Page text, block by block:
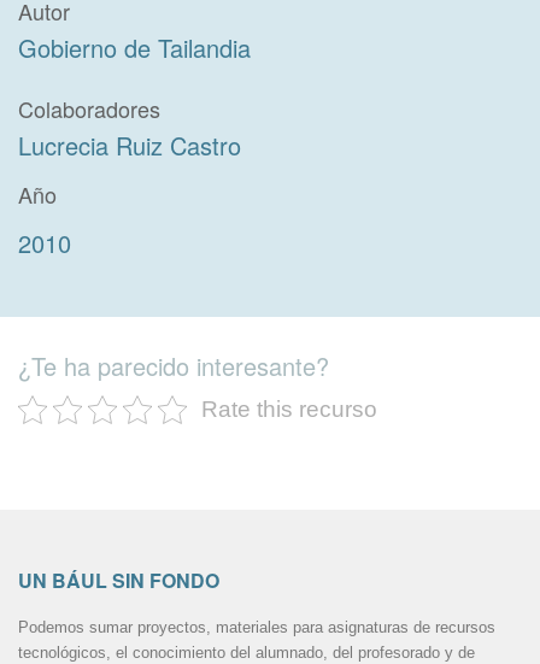
Autor
Gobierno de Tailandia
Colaboradores
Lucrecia Ruiz Castro
Año
2010
¿Te ha parecido interesante?
Rate this recurso
UN BÁUL SIN FONDO
Podemos sumar proyectos, materiales para asignaturas de recursos
tecnológicos, el conocimiento del alumnado, del profesorado y de